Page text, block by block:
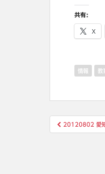
共有:
X
情報 教
投
稿
20120802 愛知